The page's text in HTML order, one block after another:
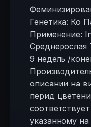
Генетика: Ко
Применение:
Среднерослая
9 недель /
описании на
перид
указанному